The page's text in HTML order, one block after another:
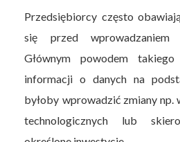
Przedsiębiorcy często
się przed wprowadzaniem
Głównym powodem
informacji o danych na
byłoby wprowadzić zmiany np.
technologicznych lub